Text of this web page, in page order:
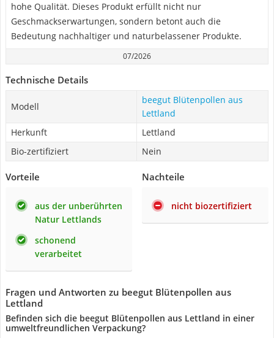
hohe Qualität. Dieses Produkt erfüllt nicht nur
Geschmackserwartungen, sondern betont auch die
Bedeutung nachhaltiger und naturbelassener Produkte.
07/2026
Technische Details
Modell
beegut Blütenpollen aus
Lettland
Herkunft
Lettland
Bio-zertifiziert
Nein
Vorteile
aus der unberührten
Natur Lettlands
schonend
verarbeitet
Nachteile
nicht biozertifiziert
Fragen und Antworten zu beegut Blütenpollen aus
Lettland
Befinden sich die beegut Blütenpollen aus Lettland in einer
umweltfreundlichen Verpackung?